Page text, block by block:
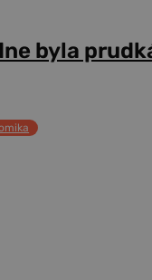
byla